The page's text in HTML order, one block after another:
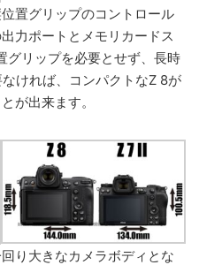
置グリップのコントロール
力ポートとメモリカードス
グリップを必要とせず、長時
ければ、コンパクトなZ 8が
が出来ます。
り大きなカメラボディとな